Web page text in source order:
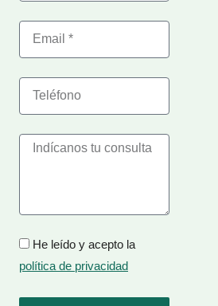
Telefono
Mensaje
Privacidad
He leído y acepto la
política de privacidad